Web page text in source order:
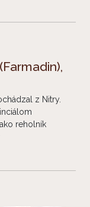
z Nitry.
reholník